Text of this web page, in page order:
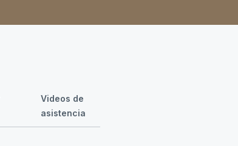
Videos de
asistencia